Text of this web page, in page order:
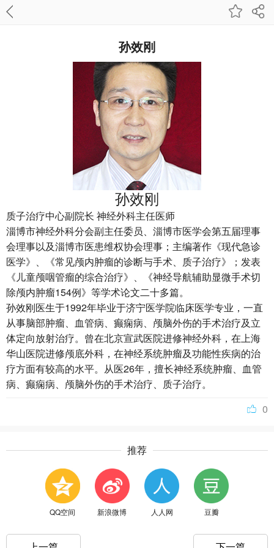
孙效刚
孙效刚
质子治疗中心副院长 神经外科主任医师
淄博市神经外科分会副主任委员、淄博市医学会第五届理事
会理事以及淄博市医患维权协会理事；主编著作《现代急诊
医学》、《常见颅内肿瘤的诊断与手术、质子治疗》；发表
《儿童颅咽管瘤的综合治疗》、《神经导航辅助显微手术切
除颅内肿瘤154例》等学术论文二十多篇。
孙效刚医生于1992年毕业于济宁医学院临床医学专业，一直
从事脑部肿瘤、血管病、癫痫病、颅脑外伤的手术治疗及立
体定向放射治疗。曾在北京宣武医院进修神经外科，在上海
华山医院进修颅底外科，在神经系统肿瘤及功能性疾病的治
疗方面有较高的水平。从医26年，擅长神经系统肿瘤、血管
病、癫痫病、颅脑外伤的手术治疗、质子治疗。
0
推荐
QQ空间 新浪微博 人人网 豆瓣